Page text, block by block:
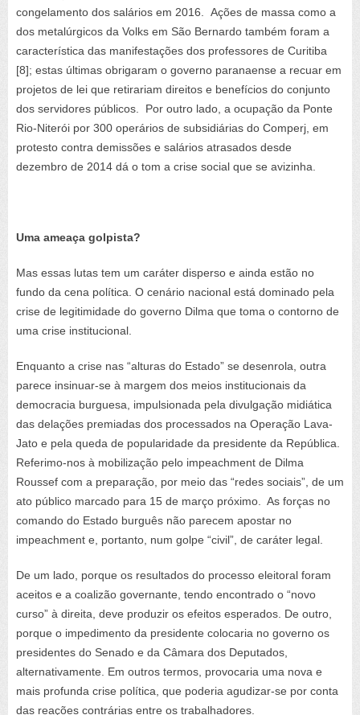
congelamento dos salários em 2016. Ações de massa como a
dos metalúrgicos da Volks em São Bernardo também foram a
característica das manifestações dos professores de Curitiba
[8]; estas últimas obrigaram o governo paranaense a recuar em
projetos de lei que retirariam direitos e benefícios do conjunto
dos servidores públicos. Por outro lado, a ocupação da Ponte
Rio-Niterói por 300 operários de subsidiárias do Comperj, em
protesto contra demissões e salários atrasados desde
dezembro de 2014 dá o tom a crise social que se avizinha.
Uma ameaça golpista?
Mas essas lutas tem um caráter disperso e ainda estão no
fundo da cena política. O cenário nacional está dominado pela
crise de legitimidade do governo Dilma que toma o contorno de
uma crise institucional.
Enquanto a crise nas “alturas do Estado” se desenrola, outra
parece insinuar-se à margem dos meios institucionais da
democracia burguesa, impulsionada pela divulgação midiática
das delações premiadas dos processados na Operação Lava-
Jato e pela queda de popularidade da presidente da República.
Referimo-nos à mobilização pelo impeachment de Dilma
Roussef com a preparação, por meio das “redes sociais”, de um
ato público marcado para 15 de março próximo. As forças no
comando do Estado burguês não parecem apostar no
impeachment e, portanto, num golpe “civil”, de caráter legal.
De um lado, porque os resultados do processo eleitoral foram
aceitos e a coalizão governante, tendo encontrado o “novo
curso” à direita, deve produzir os efeitos esperados. De outro,
porque o impedimento da presidente colocaria no governo os
presidentes do Senado e da Câmara dos Deputados,
alternativamente. Em outros termos, provocaria uma nova e
mais profunda crise política, que poderia agudizar-se por conta
das reações contrárias entre os trabalhadores.